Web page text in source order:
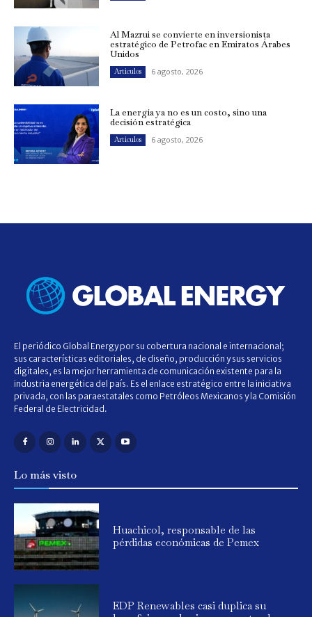
Al Mazrui se convierte en inversionista
estratégico de Petrofac en Emiratos Árabes
Unidos
Artículos 6 agosto, 2026
La energía ya no es un costo, sino una
decisión estratégica
Artículos 6 agosto, 2026
El periódico Global Energy por su cobertura nacional e internacional;
sus características editoriales, de diseño, producción y sus servicios
digitales, es la mejor herramienta de comunicación existente para la
industria energética del país. Es el enlace estratégico entre la iniciativa
privada, con las paraestatales como Petróleos Mexicanos y la Comisión
Federal de Electricidad.
Lo más visto
Huachicol, responsable de las
pérdidas económicas de Pemex
EDP Renewables casi duplica su